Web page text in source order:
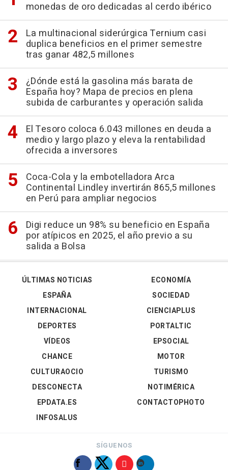
monedas de oro dedicadas al cerdo ibérico
La multinacional siderúrgica Ternium casi
duplica beneficios en el primer semestre
tras ganar 482,5 millones
¿Dónde está la gasolina más barata de
España hoy? Mapa de precios en plena
subida de carburantes y operación salida
El Tesoro coloca 6.043 millones en deuda a
medio y largo plazo y eleva la rentabilidad
ofrecida a inversores
Coca-Cola y la embotelladora Arca
Continental Lindley invertirán 865,5 millones
en Perú para ampliar negocios
Digi reduce un 98% su beneficio en España
por atípicos en 2025, el año previo a su
salida a Bolsa
ÚLTIMAS NOTICIAS
ESPAÑA
INTERNACIONAL
DEPORTES
VÍDEOS
ECONOMÍA
SOCIEDAD
CIENCIAPLUS
PORTALTIC
EPSOCIAL
CHANCE
CULTURAOCIO
DESCONECTA
EPDATA.ES
INFOSALUS
MOTOR
TURISMO
NOTIMÉRICA
CONTACTOPHOTO
SÍGUENOS